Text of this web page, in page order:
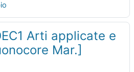
Arti applicate e
Mar.]